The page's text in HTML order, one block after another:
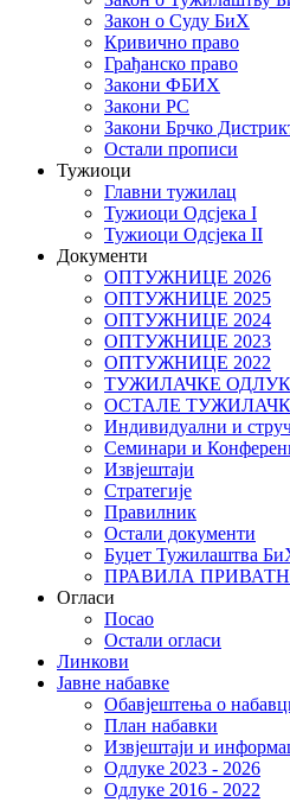
Закон о Суду БиХ
Кривично право
Грађанско право
Закони ФБИХ
Закони РС
Закони Брчко
Остали прописи
Тужиоци
Главни тужилац
Тужиоци Oдсјекa I
Тужиоци Oдсјекa II
Документи
ОПТУЖНИЦЕ 2026
ОПТУЖНИЦЕ 2025
ОПТУЖНИЦЕ 2024
ОПТУЖНИЦЕ 2023
ОПТУЖНИЦЕ 2022
ТУЖИЛАЧКЕ
ОСТАЛЕ
Индивидуални и
Семинари и
Извјештаји
Стратегије
Правилник
Остали документи
Буџет Тужилаштва
ПРАВИЛА
Огласи
Посао
Остали огласи
Линкови
Јавне набавке
Обавјештења о
План набавки
Извјештаји и
Одлуке 2023 - 2026
Одлуке 2016 - 2022